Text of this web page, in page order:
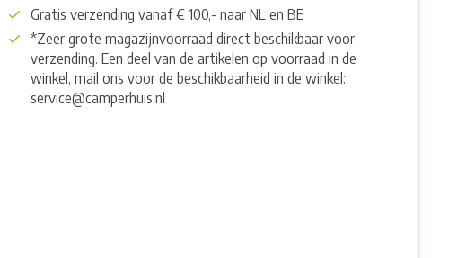
Gratis verzending vanaf € 100,- naar NL en BE
*Zeer grote magazijnvoorraad direct beschikbaar voor
verzending. Een deel van de artikelen op voorraad in de
winkel, mail ons voor de beschikbaarheid in de winkel:
service@camperhuis.nl